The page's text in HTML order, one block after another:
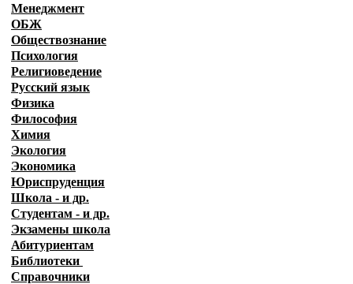
Менеджмент
ОБЖ
Обществознание
Психология
Религиоведение
Русский язык
Физика
Философия
Химия
Экология
Экономика
Юриспруденция
Школа - и др.
Студентам - и др.
Экзамены школа
Абитуриентам
Библиотеки
Справочники